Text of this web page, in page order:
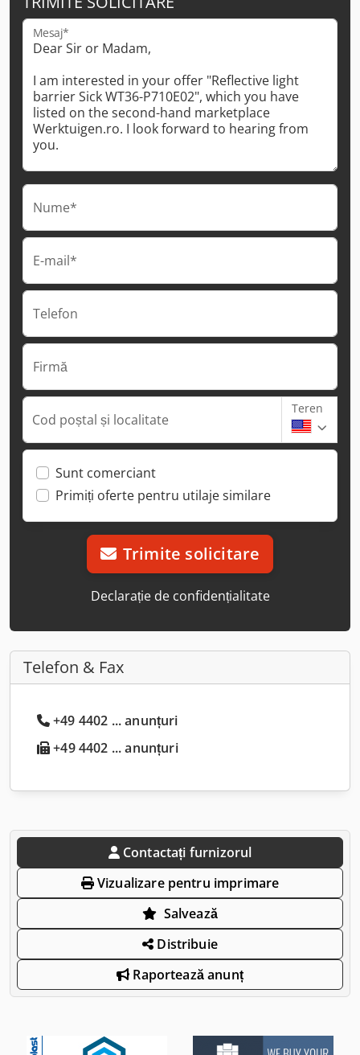
Mesaj*
Nume*
E-mail*
Telefon
Firmă
Cod poștal și localitate
Teren
Sunt comerciant
Primiți oferte pentru utilaje similare
Trimite solicitare
Declarație de confidențialitate
Telefon & Fax
+49 4402 ... anunțuri
+49 4402 ... anunțuri
Contactați furnizorul
Vizualizare pentru imprimare
Salvează
Distribuie
Raportează anunț